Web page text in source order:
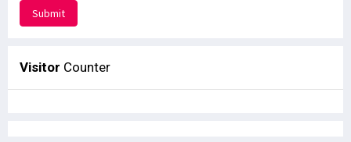
Submit
Visitor Counter